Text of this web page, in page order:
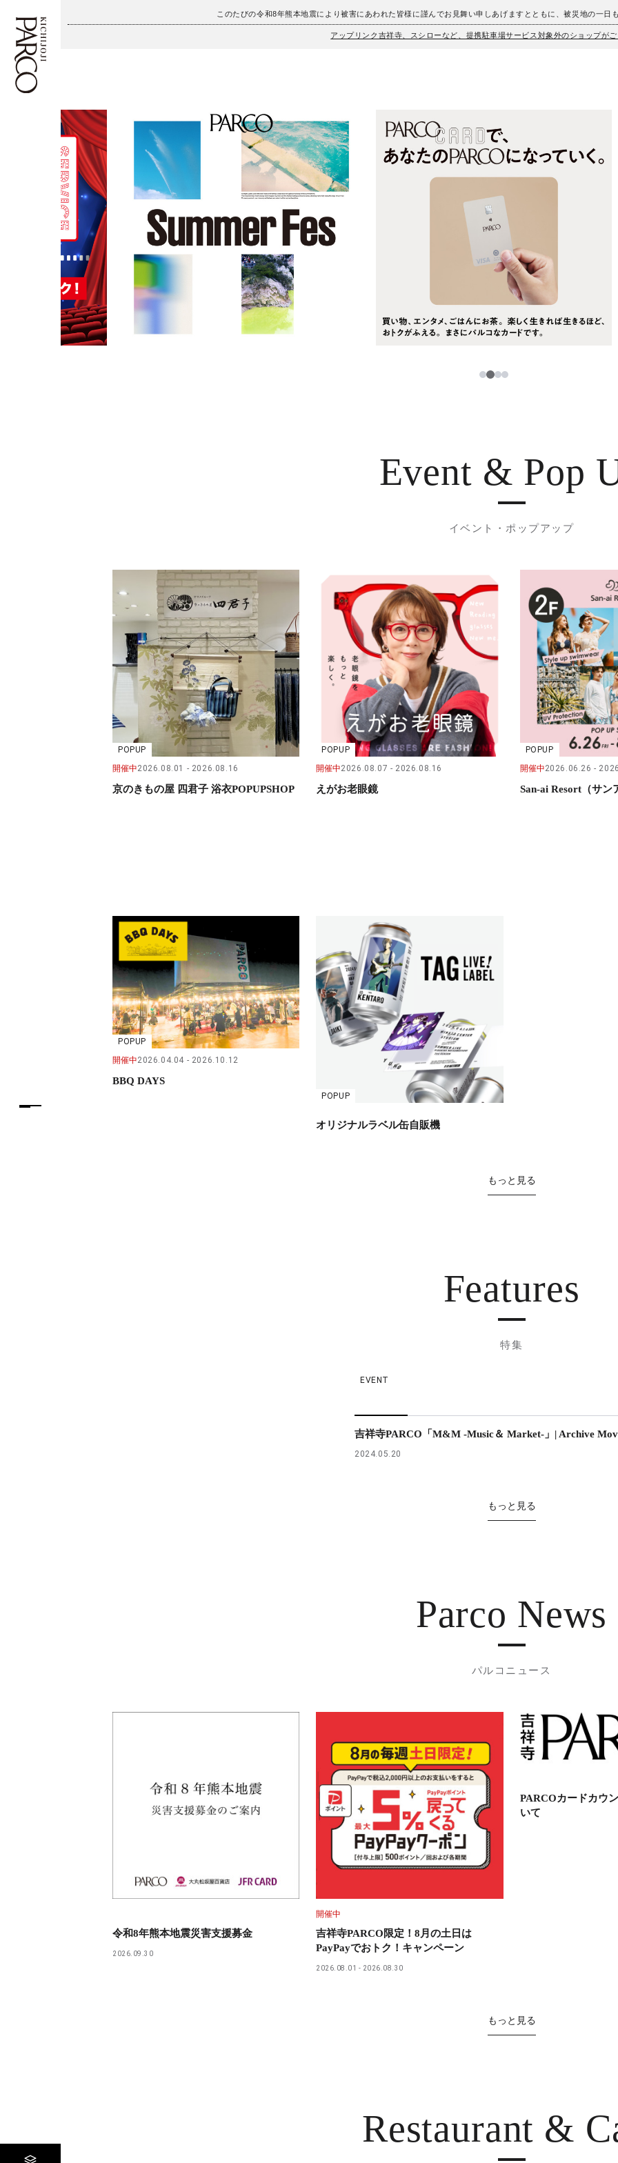
このたびの令和8年熊本地震により被害にあわれた皆様に謹んでお見舞い申しあげますとともに、被災地の一日
アップリンク吉祥寺、スシローなど、提携駐車場サービス対象外のショップが
施設案内・アクセス
イベント・ポップアップ
ニュース
レストラン・カフェ
TAX FREE
PARCOメンバーズ
繁体字
簡体字
한국어
ภาษาไทย
日本語
1234
Event & Pop
イベント・ポップアップ
POPUP
開催中2026.08.01 2026.08.16
京のきもの屋 四君子 浴衣POPUPSHOP
POPUP
開催中2026.08.07 2026.08.16
えがお老眼鏡
POPUP
開催中2026.06.26
San-ai Resort（サン
POPUP
開催中2026.04.04 2026.10.12
BBQ DAYS
POPUP
オリジナルラベル缶自販機
もっと見る
Features
特集
EVENT
吉祥寺PARCO「M&M -Music＆ Market-」| Archive
2024.05.20
もっと見る
Parco News
パルコニュース
令和8年熊本地震災害支援募金
2026.09.30
開催中
吉祥寺PARCO限定！8月の土日は
PayPayでおトク！キャンペーン
2026.08.01 2026.08.30
PARCOカードカウ
いて
もっと見る
Restaurant &